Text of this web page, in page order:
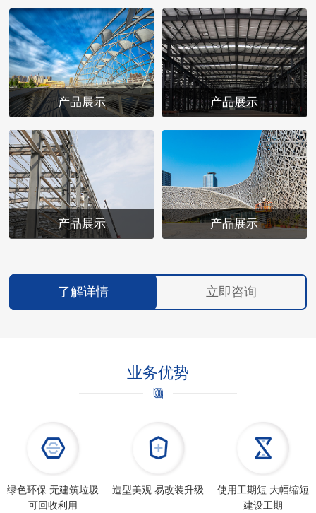
产品展示 产品展示
产品展示 产品展示
了解详情 立即咨询
业务优势
绿色环保 无建筑垃圾
可回收利用
造型美观 易改装升级
使用工期短 大幅缩短
建设工期